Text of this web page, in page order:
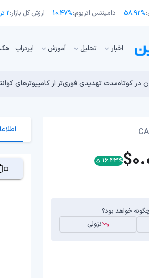
58.92% دامیننس اتریوم:10.47% ارزش کل بازار:2 تریلیون دلار
اﺧﺒﺎر تحلیل آموزش ایردراپ هک
کوتاه‌مدت تهدیدی فوری‌تر از کامپیوترهای
دلار در حال سقوط است کردندبیت کوین در ۶۴ هزار دلار درجا می‌زند؟
بیت کوین؛ آیا دوران رالی‌های نجومی به پایان
16.43%
نزولی